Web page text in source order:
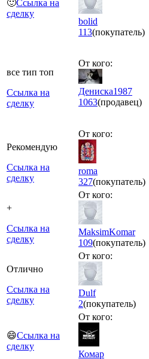
🙂Ссылка на
сделку
bolid
113(покупатель)
все тип топ
Ссылка на
сделку
От кого:
Дениска1987
1063(продавец)
Рекомендую
Ссылка на
сделку
От кого:
roma
327(покупатель)
+
Ссылка на
сделку
От кого:
MaksimKomar
109(покупатель)
Отлично
Ссылка на
сделку
От кого:
Dulf
2(покупатель)
😄Ссылка на
сделку
От кого:
Комар